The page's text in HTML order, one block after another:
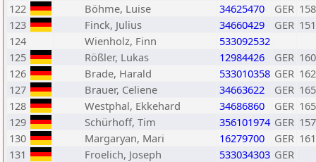
122
Böhme, Luise 34625470 GER
123
Finck, Julius 34660429 GER
124
Wienholz, Finn
533092532
125
Rößler, Lukas 12984426 GER
126
Brade, Harald 533010358 GER
127
Brauer, Celiene 34663622 GER
128
Westphal, Ekkehard 34686860 GER
129
Schürhoff, Tim 356101974 GER
130
Margaryan, Mari 16279700 GER
131
Froelich, Joseph 533034303 GER